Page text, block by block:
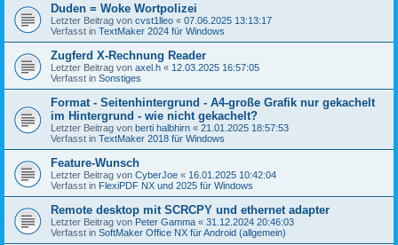
Duden = Woke Wortpolizei
Letzter Beitrag von cvst1lleo « 07.06.2025 13:13:17
Verfasst in TextMaker 2024 für Windows
Zugferd X-Rechnung Reader
Letzter Beitrag von axel.h « 12.03.2025 16:57:05
Verfasst in Sonstiges
Format - Seitenhintergrund - A4-große Grafik nur gekachelt
im Hintergrund - wie nicht gekachelt?
Letzter Beitrag von berti halbhirn « 21.01.2025 18:57:53
Verfasst in TextMaker 2018 für Windows
Feature-Wunsch
Letzter Beitrag von CyberJoe « 16.01.2025 10:42:04
Verfasst in FlexiPDF NX und 2025 für Windows
Remote desktop mit SCRCPY und ethernet adapter
Letzter Beitrag von Peter Gamma « 31.12.2024 20:46:03
Verfasst in SoftMaker Office NX für Android (allgemein)